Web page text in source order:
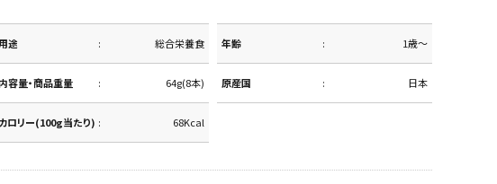
用途 総合栄養食 年齢 1歳～
内容量・商品重量 64g(8本) 原産国 日本
カロリー(100g当たり) 68Kcal